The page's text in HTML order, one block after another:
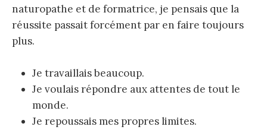
naturopathe et de formatrice, je pensais que la
réussite passait forcément par en faire toujours
plus.
Je travaillais beaucoup.
Je voulais répondre aux attentes de tout le
monde.
Je repoussais mes propres limites.